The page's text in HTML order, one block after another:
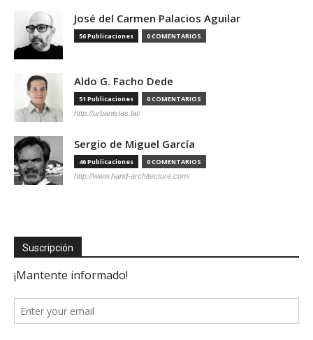
José del Carmen Palacios Aguilar
56 Publicaciones 0 COMENTARIOS
Aldo G. Facho Dede
51 Publicaciones 0 COMENTARIOS
http://urbanistas.lat/
Sergio de Miguel García
46 Publicaciones 0 COMENTARIOS
http://www.hand-architecture.com/
Suscripción